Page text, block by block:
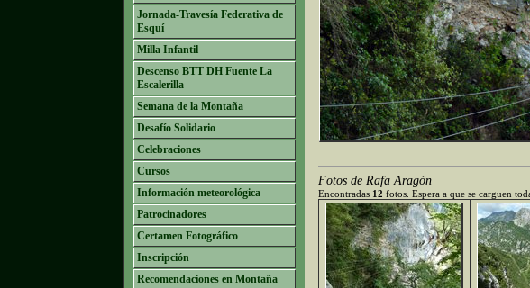
Jornada-Travesía Federativa de
Esquí
Milla Infantil
Descenso BTT DH Fuente La
Escalerilla
Semana de la Montaña
Desafío Solidario
Celebraciones
Cursos
Información meteorológica
Patrocinadores
Certamen Fotográfico
Inscripción
Recomendaciones en Montaña
Fotos de Rafa Aragón
Encontradas 12 fotos. Espera a que se carguen